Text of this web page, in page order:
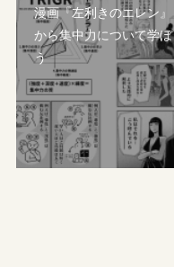
漫画『左利きのエレン』
から集中力について学ぼ
う